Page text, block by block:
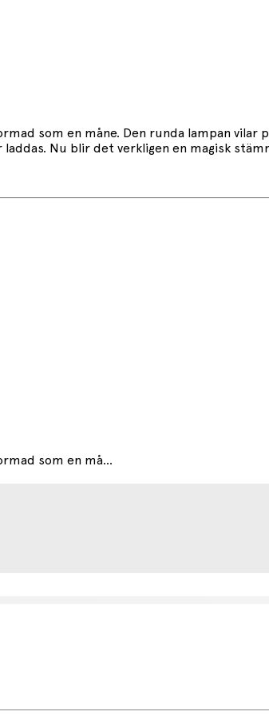
som en måne. Den runda lampan
Nu blir det verkligen en magisk
som en må...